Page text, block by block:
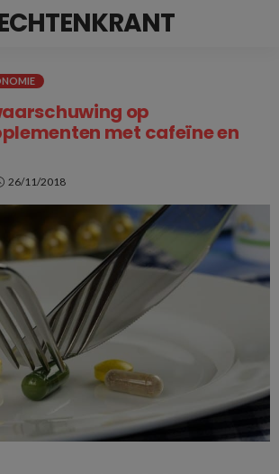
op
met cafeïne en
26/11/2018